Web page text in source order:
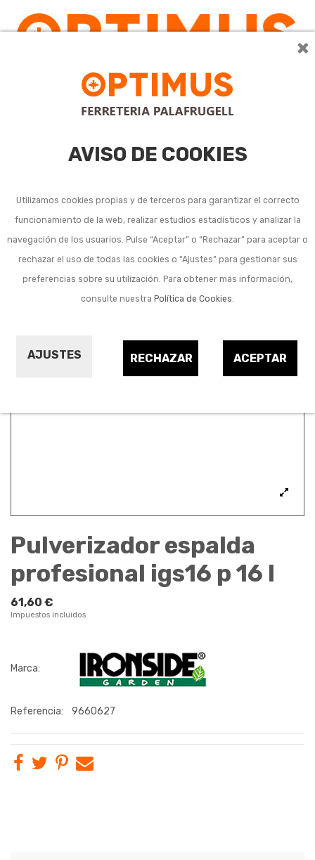
×
AVISO DE COOKIES
Utilizamos cookies propias y de terceros para garantizar el correcto
funcionamiento de la web, realizar estudios estadísticos y analizar la
navegación de los usuarios. Pulse “Aceptar” o “Rechazar” para aceptar o
rechazar el uso de todas las cookies o “Ajustes” para gestionar sus
preferencias sobre su utilización. Para obtener más información,
consulte nuestra Política de Cookies.
AJUSTES ACEPTAR
RECHAZAR
Pulverizador espalda
profesional igs16 p 16 l
61,60 €
Impuestos incluidos
Marca:
Referencia: 9660627